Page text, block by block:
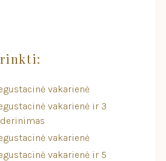
vakarienė
vakarienė ir 3
vakarienė
vakarienė ir 5